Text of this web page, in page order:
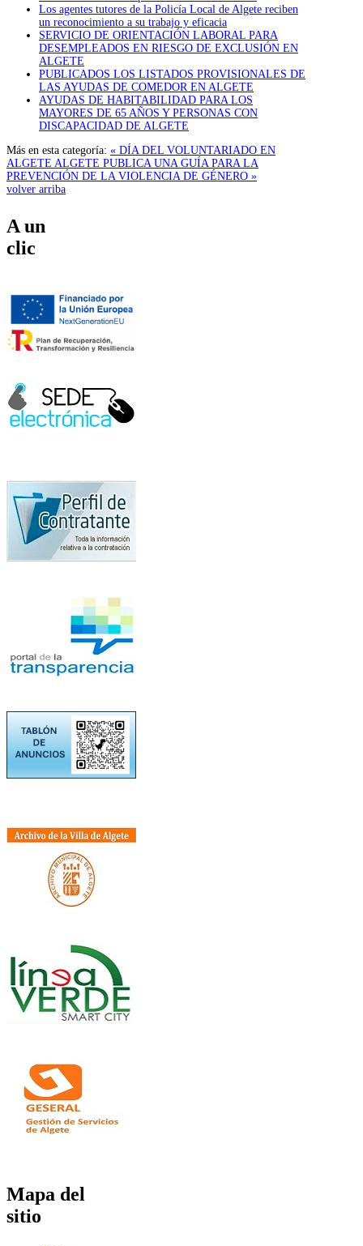
Los agentes tutores de la Policía Local de Algete reciben
un reconocimiento a su trabajo y eficacia
SERVICIO DE ORIENTACIÓN LABORAL PARA
DESEMPLEADOS EN RIESGO DE EXCLUSIÓN EN
ALGETE
PUBLICADOS LOS LISTADOS PROVISIONALES DE
LAS AYUDAS DE COMEDOR EN ALGETE
AYUDAS DE HABITABILIDAD PARA LOS
MAYORES DE 65 AÑOS Y PERSONAS CON
DISCAPACIDAD DE ALGETE
Más en esta categoría: « DÍA DEL VOLUNTARIADO EN
ALGETE ALGETE PUBLICA UNA GUÍA PARA LA
PREVENCIÓN DE LA VIOLENCIA DE GÉNERO »
volver arriba
A un
clic
Mapa del
sitio